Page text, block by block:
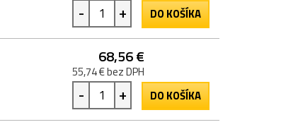
- + DO KOŠÍKA
68,56 €
55,74 € bez DPH
- + DO KOŠÍKA